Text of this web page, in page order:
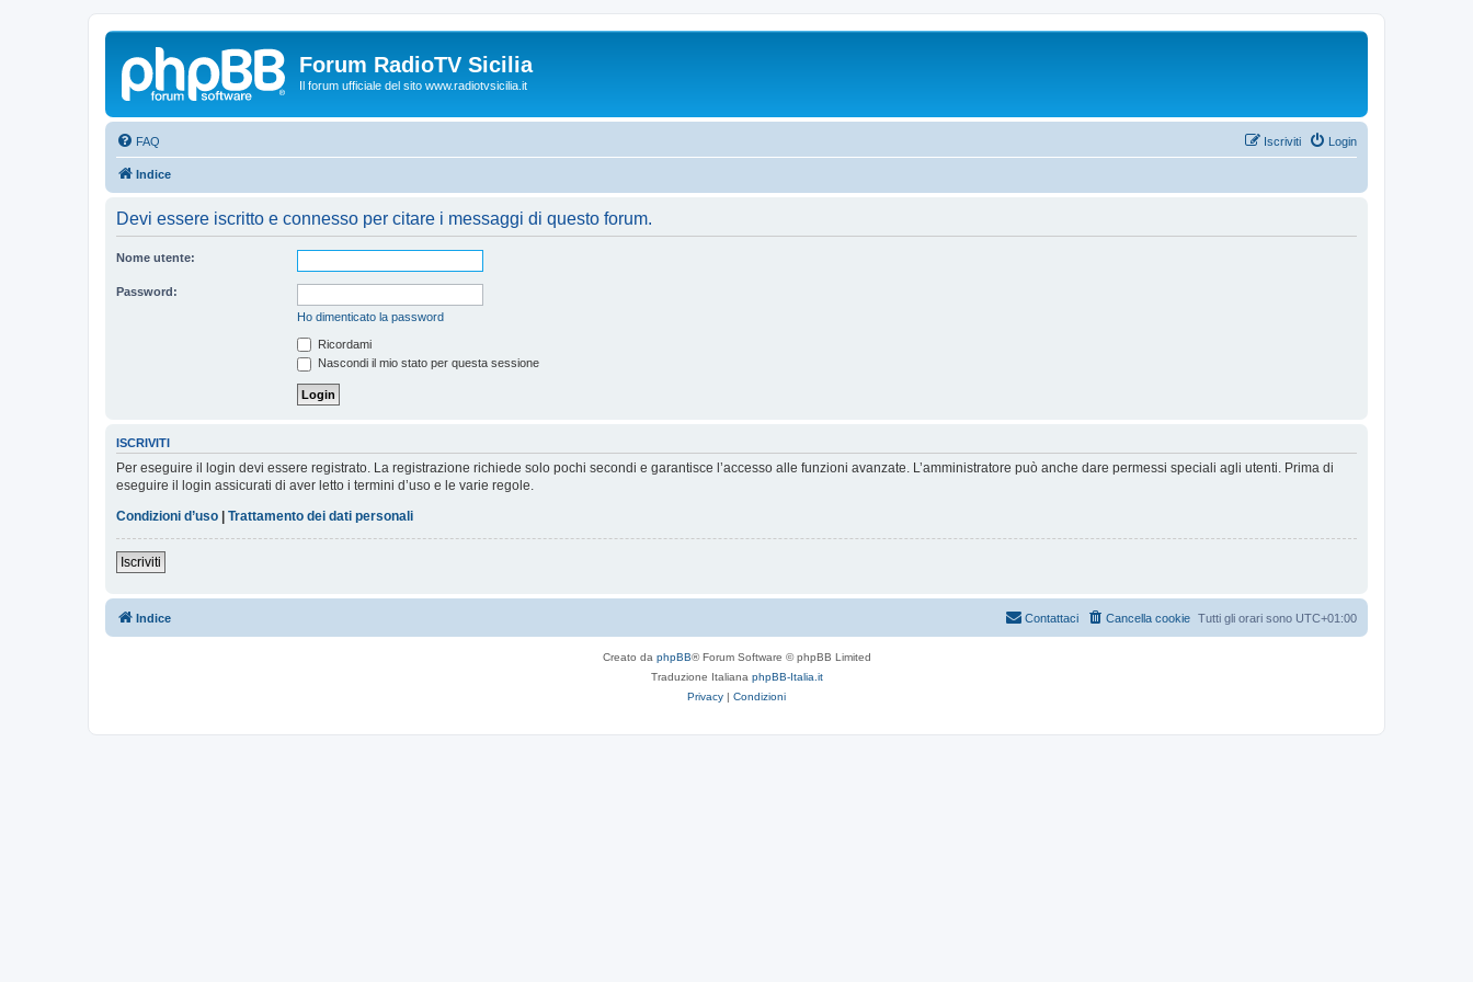
Forum RadioTV Sicilia
Il forum ufficiale del sito www.radiotvsicilia.it
FAQ Login
Iscriviti
Indice
Devi essere iscritto e connesso per citare i messaggi di questo forum.
Nome utente:
Password:
Ho dimenticato la password
Ricordami
Nascondi il mio stato per questa sessione
ISCRIVITI
Per eseguire il login devi essere registrato. La registrazione richiede solo pochi secondi e garantisce l’accesso alle funzioni avanzate. L’amministratore può anche dare permessi speciali agli utenti. Prima di
eseguire il login assicurati di aver letto i termini d’uso e le varie regole.
Condizioni d’uso
Trattamento dei dati personali
Iscriviti
Indice Tutti gli orari sono UTC+01:00
Cancella cookie
Contattaci
Creato da phpBB® Forum Software © phpBB Limited
Traduzione Italiana phpBB-Italia.it
Privacy | Condizioni